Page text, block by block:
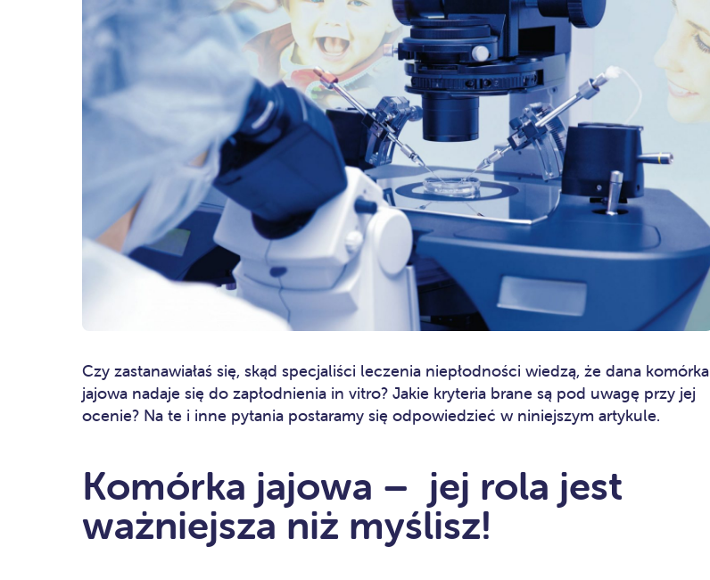
Czy zastanawiałaś się, skąd specjaliści leczenia niepłodności wiedzą, że dana komórka
jajowa nadaje się do zapłodnienia in vitro? Jakie kryteria brane są pod uwagę przy jej
ocenie? Na te i inne pytania postaramy się odpowiedzieć w niniejszym artykule.
Komórka jajowa – jej rola jest
ważniejsza niż myślisz!